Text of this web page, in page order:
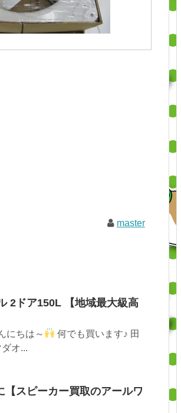
master
2ドア150L 【地域最大級高
にちは～
何でも買います♪ 田
オ...
スピーカー買取のアールワ